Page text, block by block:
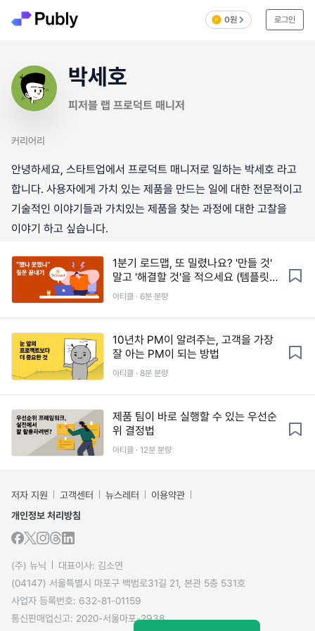
0원 로그인
박세호
피저블 랩 프로덕트 매니저
커리어리
안녕하세요, 스타트업에서 프로덕트 매니저로 일하는 박세호 라고
합니다. 사용자에게 가치 있는 제품을 만드는 일에 대한 전문적이고
기술적인 이야기들과 가치있는 제품을 찾는 과정에 대한 고찰을
이야기 하고 싶습니다.
1분기 로드맵, 또 밀렸나요? '만들 것'
말고 '해결할 것'을 적으세요 (템플릿
제공)
아티클 · 6분 분량
10년차 PM이 알려주는, 고객을 가장
잘 아는 PM이 되는 방법
아티클 · 8분 분량
제품 팀이 바로 실행할 수 있는 우선순
위 결정법
아티클 · 12분 분량
저자 지원 고객센터 뉴스레터
이용약관
개인정보 처리방침
(주) 뉴닉
대표이사: 김소연
(04147) 서울특별시 마포구 백범로31길 21, 본관 5층 531호
사업자 등록번호: 632-81-01159
통신판매업신고: 2020-서울마포-2938